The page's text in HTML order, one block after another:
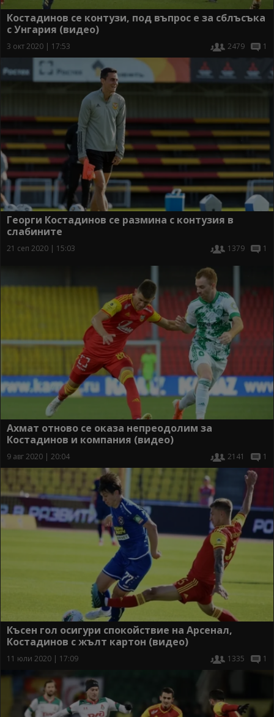
Костадинов се контузи, под въпрос е за сблъсъка
с Унгария (видео)
3 окт 2020 | 17:53 2479 1
Георги Костадинов се размина с контузия в
слабините
21 сеп 2020 | 15:03 1379 1
Ахмат отново се оказа непреодолим за
Костадинов и компания (видео)
9 авг 2020 | 20:04 2141 1
Късен гол осигури спокойствие на Арсенал,
Костадинов с жълт картон (видео)
11 юли 2020 | 17:09 1335 1